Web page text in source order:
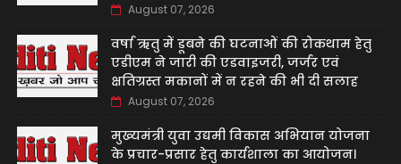
August 07, 2026
वर्षा ऋतु में डूबने की घटनाओं की रोकथाम हेतु
एडीएम ने जारी की एडवाइजरी, जर्जर एवं
क्षतिग्रस्त मकानों में न रहने की भी दी सलाह
August 07, 2026
मुख्यमंत्री युवा उद्यमी विकास अभियान योजना
के प्रचार-प्रसार हेतु कार्यशाला का आयोजन।